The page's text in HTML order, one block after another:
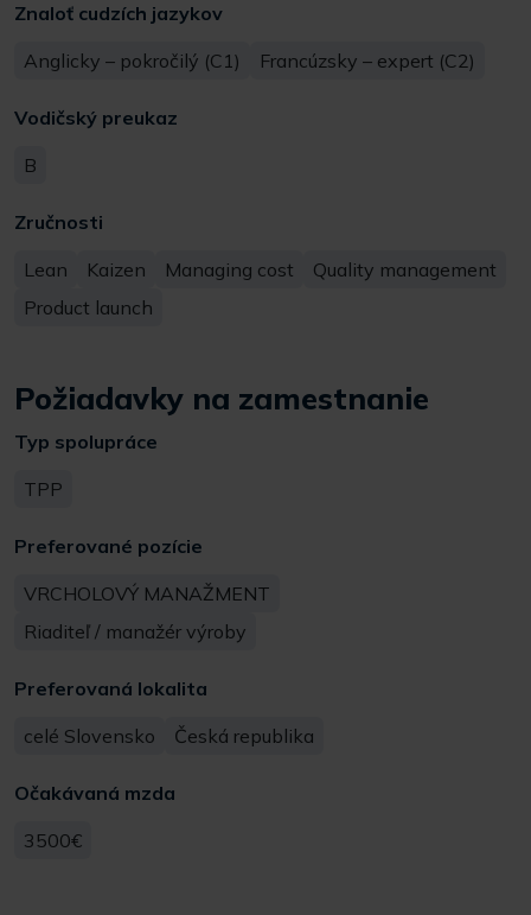
Znaloť cudzích jazykov
Anglicky – pokročilý (C1)
Francúzsky – expert (C2)
Vodičský preukaz
B
Zručnosti
Lean
Kaizen Managing cost
Quality management
Product launch
Požiadavky na zamestnanie
Typ spolupráce
TPP
Preferované pozície
VRCHOLOVÝ MANAŽMENT
Riaditeľ / manažér výroby
Preferovaná lokalita
celé Slovensko
Česká republika
Očakávaná mzda
3500€